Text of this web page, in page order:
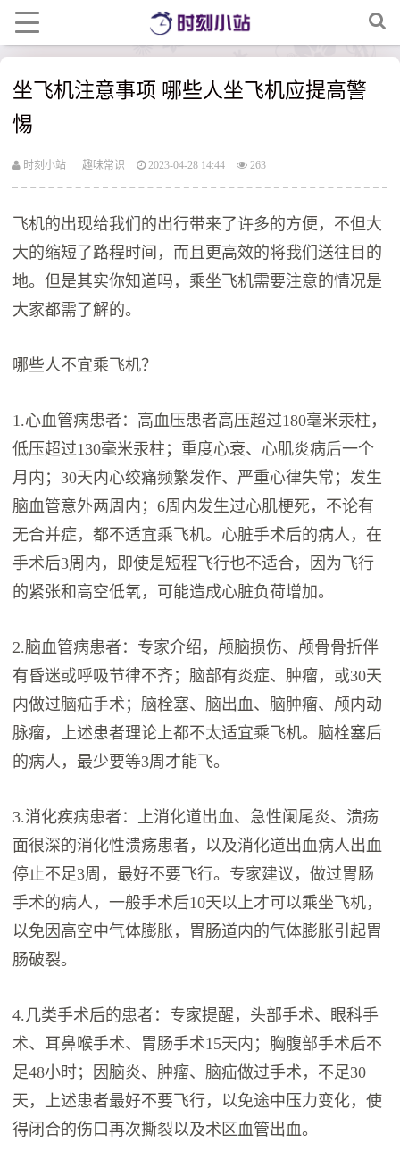
坐飞机注意事项 哪些人坐飞机应提高警
惕
时刻小站 趣味常识 2023-04-28 14:44 263
飞机的出现给我们的出行带来了许多的方便，不但大
大的缩短了路程时间，而且更高效的将我们送往目的
地。但是其实你知道吗，乘坐飞机需要注意的情况是
大家都需了解的。
哪些人不宜乘飞机？
1.心血管病患者：高血压患者高压超过180毫米汞柱，
低压超过130毫米汞柱；重度心衰、心肌炎病后一个
月内；30天内心绞痛频繁发作、严重心律失常；发生
脑血管意外两周内；6周内发生过心肌梗死，不论有
无合并症，都不适宜乘飞机。心脏手术后的病人，在
手术后3周内，即使是短程飞行也不适合，因为飞行
的紧张和高空低氧，可能造成心脏负荷增加。
2.脑血管病患者：专家介绍，颅脑损伤、颅骨骨折伴
有昏迷或呼吸节律不齐；脑部有炎症、肿瘤，或30天
内做过脑疝手术；脑栓塞、脑出血、脑肿瘤、颅内动
脉瘤，上述患者理论上都不太适宜乘飞机。脑栓塞后
的病人，最少要等3周才能飞。
3.消化疾病患者：上消化道出血、急性阑尾炎、溃疡
面很深的消化性溃疡患者，以及消化道出血病人出血
停止不足3周，最好不要飞行。专家建议，做过胃肠
手术的病人，一般手术后10天以上才可以乘坐飞机，
以免因高空中气体膨胀，胃肠道内的气体膨胀引起胃
肠破裂。
4.几类手术后的患者：专家提醒，头部手术、眼科手
术、耳鼻喉手术、胃肠手术15天内；胸腹部手术后不
足48小时；因脑炎、肿瘤、脑疝做过手术，不足30
天，上述患者最好不要飞行，以免途中压力变化，使
得闭合的伤口再次撕裂以及术区血管出血。